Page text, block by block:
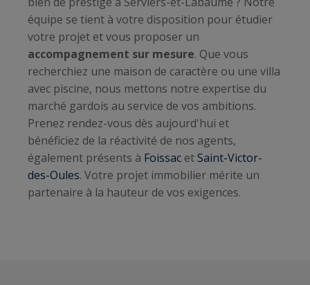
équipe se tient à votre disposition pour étudier
votre projet et vous proposer un
accompagnement sur mesure. Que vous
recherchiez une maison de caractère ou une villa
avec piscine, nous mettons notre expertise du
marché gardois au service de vos ambitions.
Prenez rendez-vous dès aujourd'hui et
bénéficiez de la réactivité de nos agents,
également présents à Foissac etSaint-Victor-
des-Oules. Votre projet immobilier mérite un
partenaire à la hauteur de vos exigences.